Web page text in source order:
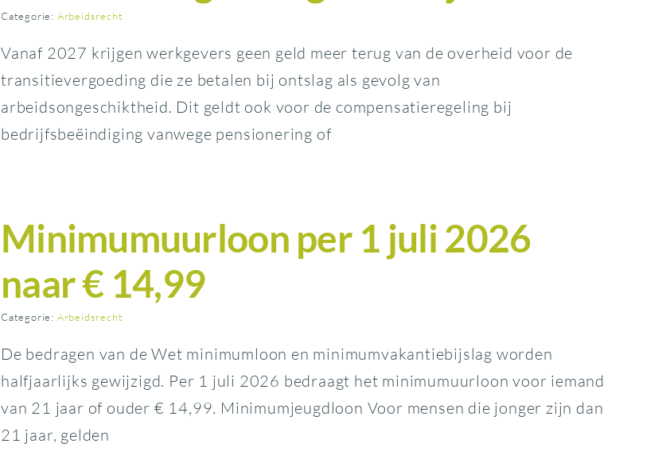
Categorie: Arbeidsrecht
Vanaf 2027 krijgen werkgevers geen geld meer terug van de overheid voor de
transitievergoeding die ze betalen bij ontslag als gevolg van
arbeidsongeschiktheid. Dit geldt ook voor de compensatieregeling bij
bedrijfsbeëindiging vanwege pensionering of
Minimumuurloon per 1 juli 2026
naar € 14,99
Categorie: Arbeidsrecht
De bedragen van de Wet minimumloon en minimumvakantiebijslag worden
halfjaarlijks gewijzigd. Per 1 juli 2026 bedraagt het minimumuurloon voor iemand
van 21 jaar of ouder € 14,99. Minimumjeugdloon Voor mensen die jonger zijn dan
21 jaar, gelden